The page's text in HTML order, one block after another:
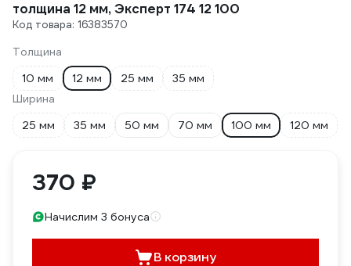
толщина 12 мм, Эксперт 174 12 100
Код товара: 16383570
Толщина
10 мм
12 мм 25 мм
35 мм
Ширина
25 мм
35 мм 50 мм 70 мм 100 мм 120 мм
370 ₽
Начислим 3 бонуса
В корзину